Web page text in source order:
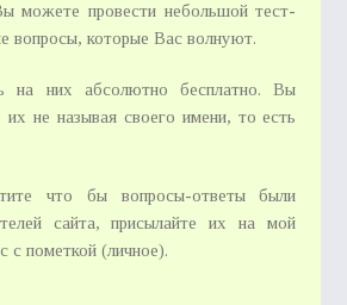
можете провести небольшой тест-
вопросы, которые Вас волнуют.
на них абсолютно бесплатно. Вы
не называя своего имени, то есть
что бы вопросы-ответы были
сайта, присылайте их на мой
с пометкой (личное).